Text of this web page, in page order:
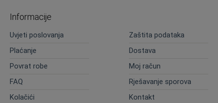
Informacije
Uvjeti poslovanja
Zaštita podataka
Plaćanje
Dostava
Povrat robe
Moj račun
FAQ
Rješavanje sporova
Kolačići
Kontakt